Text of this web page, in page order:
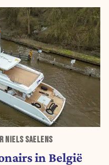
NIELS SAELENS
in België